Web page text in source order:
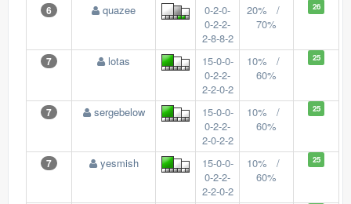
6 quazee
0-2-0-
0-2-2-
2-8-8-2
20% /
70%
26
7 lotas
15-0-0-
0-2-2-
2-2-0-2
10% /
60%
25
7 sergebelow
15-0-0-
0-2-2-
2-0-2-2
10% /
60%
25
7 yesmish
15-0-0-
0-2-2-
2-2-0-2
10% /
60%
25